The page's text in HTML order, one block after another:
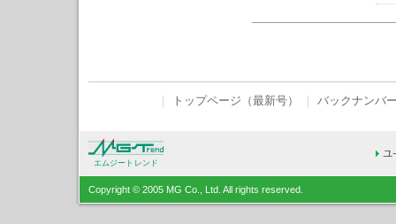
トップページ（最新号） バックナンバ
エムジートレンド
Copyright © 2005 MG Co., Ltd. All rights reserved.